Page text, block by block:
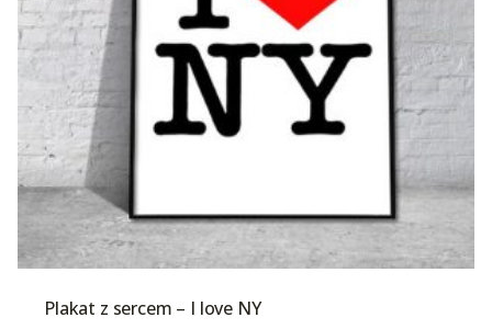
Plakat z sercem – I love NY